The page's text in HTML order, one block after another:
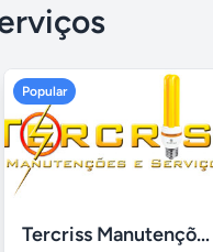
Popular
Tercriss Manutenções e Serviços